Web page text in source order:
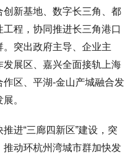
新基地、数字长三角、都
程，协同推进长三角港口
突出政府主导、企业主
展区、嘉兴全面接轨上海
区、平湖-金山产城融合发
。
进“三廊四新区”建设，突
动环杭州湾城市群加快发